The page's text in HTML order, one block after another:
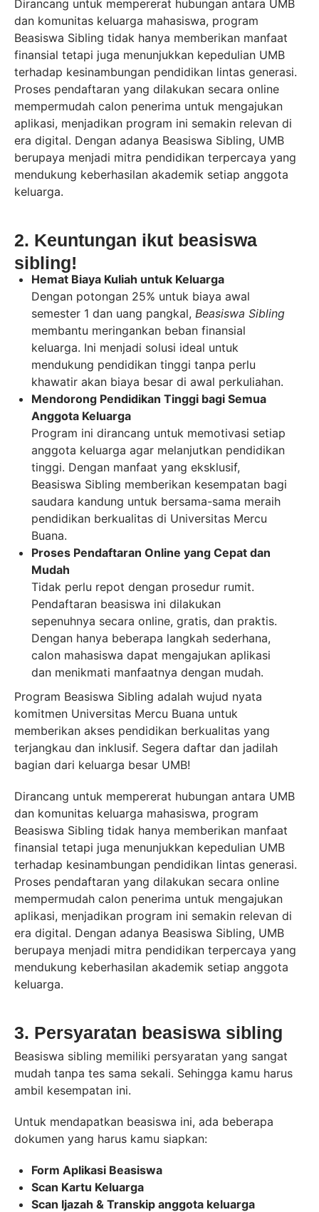
Dirancang untuk mempererat hubungan antara UMB
dan komunitas keluarga mahasiswa, program
Beasiswa Sibling tidak hanya memberikan manfaat
finansial tetapi juga menunjukkan kepedulian UMB
terhadap kesinambungan pendidikan lintas generasi.
Proses pendaftaran yang dilakukan secara online
mempermudah calon penerima untuk mengajukan
aplikasi, menjadikan program ini semakin relevan di
era digital. Dengan adanya Beasiswa Sibling, UMB
berupaya menjadi mitra pendidikan terpercaya yang
mendukung keberhasilan akademik setiap anggota
keluarga.
2. Keuntungan ikut beasiswa
sibling!
Hemat Biaya Kuliah untuk Keluarga
Dengan potongan 25% untuk biaya awal
semester 1 dan uang pangkal, Beasiswa Sibling
membantu meringankan beban finansial
keluarga. Ini menjadi solusi ideal untuk
mendukung pendidikan tinggi tanpa perlu
khawatir akan biaya besar di awal perkuliahan.
Mendorong Pendidikan Tinggi bagi Semua
Anggota Keluarga
Program ini dirancang untuk memotivasi setiap
anggota keluarga agar melanjutkan pendidikan
tinggi. Dengan manfaat yang eksklusif,
Beasiswa Sibling memberikan kesempatan bagi
saudara kandung untuk bersama-sama meraih
pendidikan berkualitas di Universitas Mercu
Buana.
Proses Pendaftaran Online yang Cepat dan
Mudah
Tidak perlu repot dengan prosedur rumit.
Pendaftaran beasiswa ini dilakukan
sepenuhnya secara online, gratis, dan praktis.
Dengan hanya beberapa langkah sederhana,
calon mahasiswa dapat mengajukan aplikasi
dan menikmati manfaatnya dengan mudah.
Program Beasiswa Sibling adalah wujud nyata
komitmen Universitas Mercu Buana untuk
memberikan akses pendidikan berkualitas yang
terjangkau dan inklusif. Segera daftar dan jadilah
bagian dari keluarga besar UMB!
Dirancang untuk mempererat hubungan antara UMB
dan komunitas keluarga mahasiswa, program
Beasiswa Sibling tidak hanya memberikan manfaat
finansial tetapi juga menunjukkan kepedulian UMB
terhadap kesinambungan pendidikan lintas generasi.
Proses pendaftaran yang dilakukan secara online
mempermudah calon penerima untuk mengajukan
aplikasi, menjadikan program ini semakin relevan di
era digital. Dengan adanya Beasiswa Sibling, UMB
berupaya menjadi mitra pendidikan terpercaya yang
mendukung keberhasilan akademik setiap anggota
keluarga.
3. Persyaratan beasiswa sibling
Beasiswa sibling memiliki persyaratan yang sangat
mudah tanpa tes sama sekali. Sehingga kamu harus
ambil kesempatan ini.
Untuk mendapatkan beasiswa ini, ada beberapa
dokumen yang harus kamu siapkan:
Form Aplikasi Beasiswa
Scan Kartu Keluarga
Scan Ijazah & Transkip anggota keluarga